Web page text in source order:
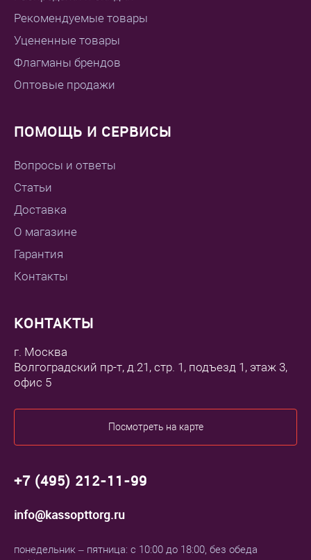
Рекомендуемые товары
Уцененные товары
Флагманы брендов
Оптовые продажи
ПОМОЩЬ И СЕРВИСЫ
Вопросы и ответы
Статьи
Доставка
О магазине
Гарантия
Контакты
КОНТАКТЫ
г. Москва
Волгоградский пр-т, д.21, стр. 1, подъезд 1, этаж 3,
офис 5
Посмотреть на карте
+7 (495) 212-11-99
info@kassopttorg.ru
понедельник – пятница: с 10:00 до 18:00, без обеда